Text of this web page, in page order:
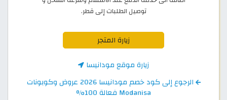
توصيل الطلبات إلى قطر.
زيارة المتجر
زيارة موقع مودانيسا
الرجوع إلى كود خصم مودانيسا 2026 عروض وكوبونات
Modanisa فعالة 100%